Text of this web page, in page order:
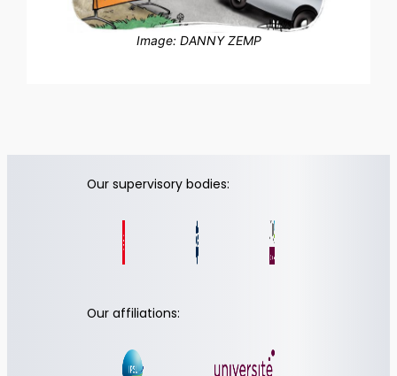
Image: DANNY ZEMP
Our supervisory bodies:
Our affiliations: